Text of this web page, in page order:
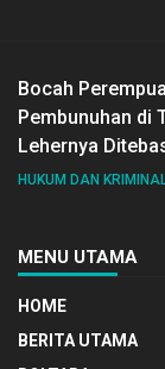
Bocah
Pembunuhan di
Lehernya
HUKUM DAN
MENU UTAMA
HOME
BERITA UTAMA